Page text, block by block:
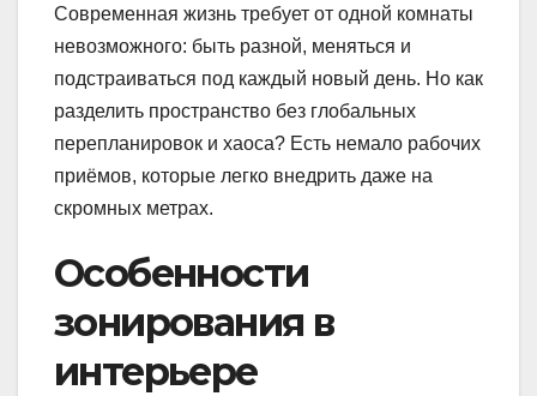
Современная жизнь требует от одной комнаты
невозможного: быть разной, меняться и
подстраиваться под каждый новый день. Но как
разделить пространство без глобальных
перепланировок и хаоса? Есть немало рабочих
приёмов, которые легко внедрить даже на
скромных метрах.
Особенности
зонирования в
интерьере